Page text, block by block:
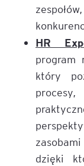
HR
program
który
dzięki